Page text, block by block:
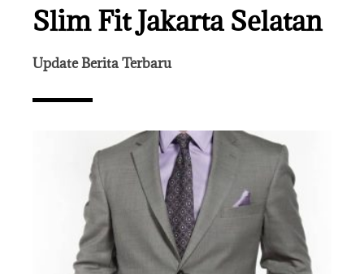
Slim Fit Jakarta Selatan
Update Berita Terbaru